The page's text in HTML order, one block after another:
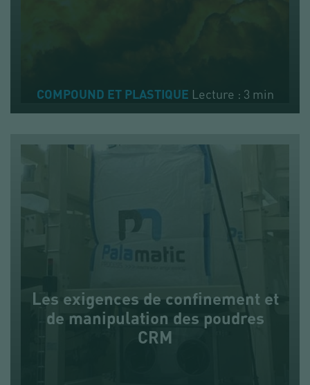
COMPOUND ET PLASTIQUE Lecture : 3 min
Les exigences de confinement et
de manipulation des poudres
CRM